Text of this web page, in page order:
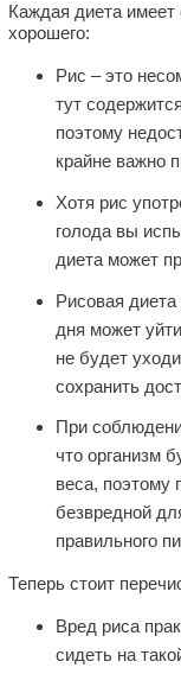
Каждая диета
хорошего:
Рис – это
тут
поэтому
крайне важно
Хотя рис
голода вы
диета может
Рисовая
дня может
не будет
сохранить
При
что организм
веса, поэтому
безвредной
правильного
Теперь стоит
Вред риса
сидеть на